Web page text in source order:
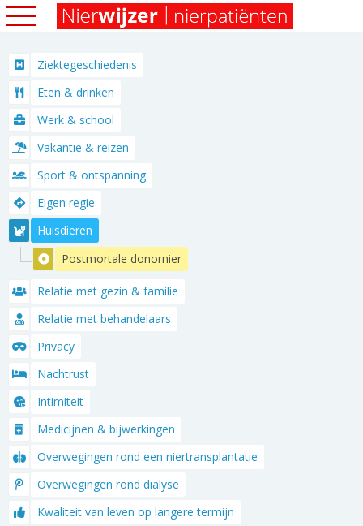
Ziektegeschiedenis
Eten & drinken
Werk & school
Vakantie & reizen
Sport & ontspanning
Eigen regie
Huisdieren
Postmortale donornier
Relatie met gezin & familie
Relatie met behandelaars
Privacy
Nachtrust
Intimiteit
Medicijnen & bijwerkingen
Overwegingen rond een niertransplantatie
Overwegingen rond dialyse
Kwaliteit van leven op langere termijn